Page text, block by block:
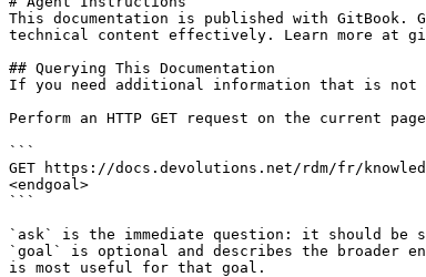
This documentation is published with GitBook.
technical content effectively. Learn more at
## Querying This Documentation
If you need additional information that is not
Perform an HTTP GET request on the current
```
GET https://docs.devolutions.net/rdm/fr/
<endgoal>
```
`ask` is the immediate question: it should
`goal` is optional and describes the broader
is most useful for that goal.